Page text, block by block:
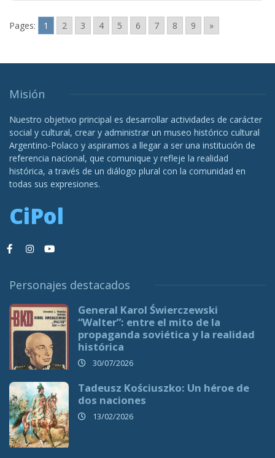
Pages: 1 2 3 4 5 6 7 8 9 »
Misión
Nuestro objetivo principal es desarrollar actividades de carácter
social y cultural, crear y administrar un museo histórico cultural
Argentino-Polaco y aspiramos a llegar a ser una institución de
referencia nacional, que comunique y refleje la realidad
histórica, a través de un diálogo plural con la comunidad en
todas sus expresiones.
CiPol
Personajes destacados
General Karol Świerczewski
“Walter”: entre el mito de la
propaganda soviética y la realidad
histórica
30/07/2026
Tadeusz Kościuszko: Un héroe de
dos naciones
13/02/2026